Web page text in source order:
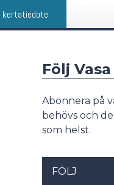
kertatiedote
Följ
Abonnera på
behövs och
som helst.
FÖLJ